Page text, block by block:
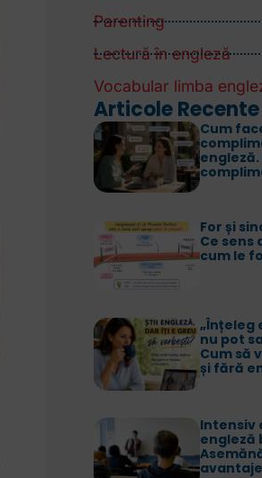
Parenting
Lectură în engleză
Vocabular limba
Articole Recente
Cum
engleză.
For și
Ce sens
cum le
„Înțeleg
nu pot
Cum să
și fără
Intensiv
engleză